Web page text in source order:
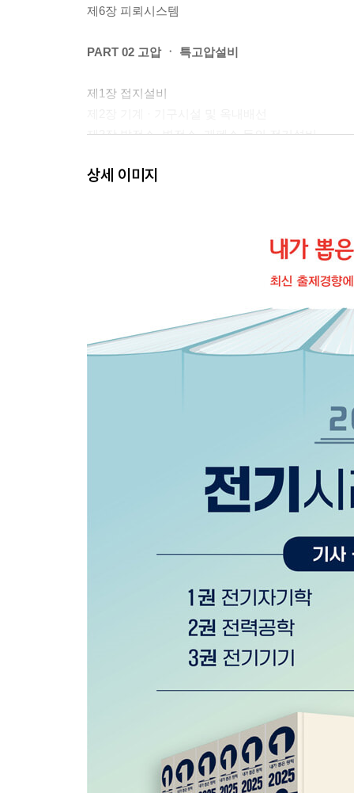
제6장 피뢰시스템
PART 02 고압 ㆍ 특고압설비
제1장 접지설비
제3장 발전소, 변전소, 개폐소 등의 전기설비
PART 03 전선로
제1장 통칙
제2장 안전을 위한 보호
제5장 연료전지설비
부록 과년도 기출문제
상세 이미지